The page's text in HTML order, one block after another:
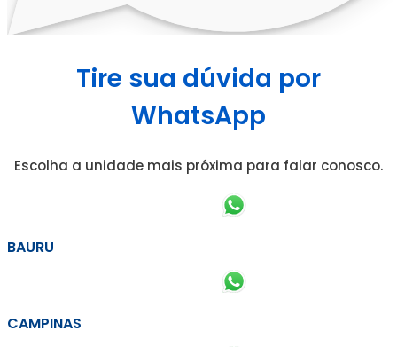
Tire sua dúvida por
WhatsApp
Escolha a unidade mais próxima para falar conosco.
BAURU
CAMPINAS